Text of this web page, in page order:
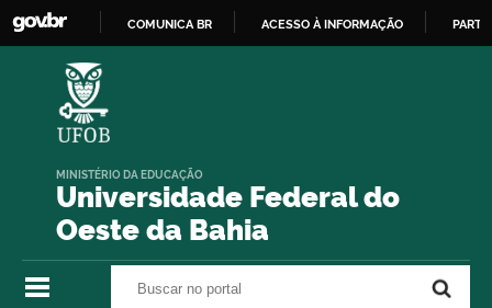
COMUNICA BR ACESSO À INFORMAÇÃO
Universidade Federal do
Oeste da Bahia
MINISTÉRIO DA EDUCAÇÃO